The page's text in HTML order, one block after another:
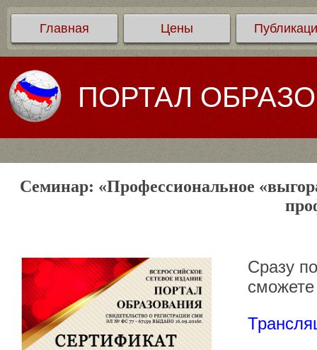
Главная Цены
ПОРТАЛ
Семинар: «Профессиональное
Сразу